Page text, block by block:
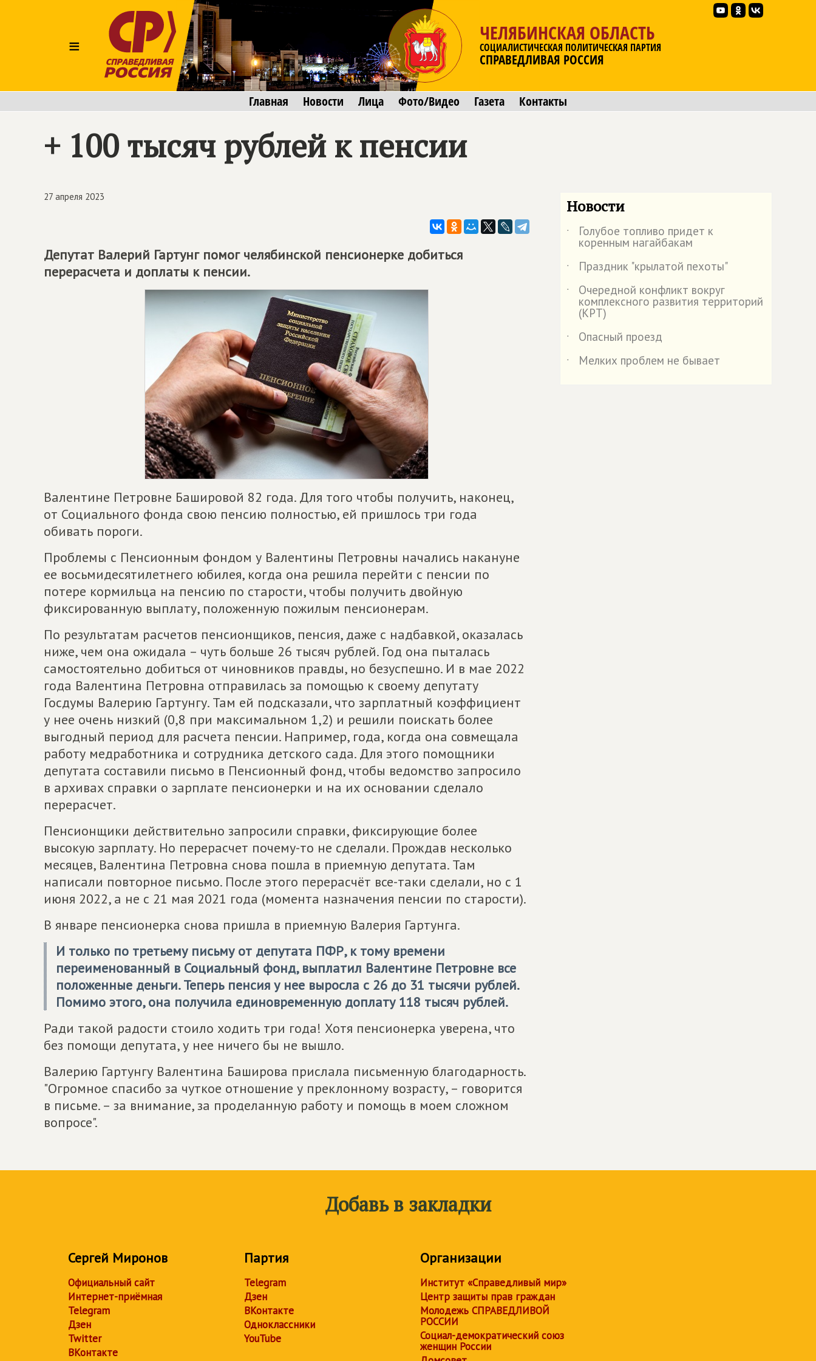
≡
ЧЕЛЯБИНСКАЯ ОБЛАСТЬ
СОЦИАЛИСТИЧЕСКАЯ ПОЛИТИЧЕСКАЯ ПАРТИЯ
СПРАВЕДЛИВАЯ РОССИЯ
Главная Новости Лица Фото/Видео Газета Контакты
+ 100 тысяч рублей к пенсии
27 апреля 2023
Депутат Валерий Гартунг помог челябинской пенсионерке добиться
перерасчета и доплаты к пенсии.
Валентине Петровне Башировой 82 года. Для того чтобы получить, наконец,
от Социального фонда свою пенсию полностью, ей пришлось три года
обивать пороги.
Проблемы с Пенсионным фондом у Валентины Петровны начались накануне
ее восьмидесятилетнего юбилея, когда она решила перейти с пенсии по
потере кормильца на пенсию по старости, чтобы получить двойную
фиксированную выплату, положенную пожилым пенсионерам.
По результатам расчетов пенсионщиков, пенсия, даже с надбавкой, оказалась
ниже, чем она ожидала – чуть больше 26 тысяч рублей. Год она пыталась
самостоятельно добиться от чиновников правды, но безуспешно. И в мае 2022
года Валентина Петровна отправилась за помощью к своему депутату
Госдумы Валерию Гартунгу. Там ей подсказали, что зарплатный коэффициент
у нее очень низкий (0,8 при максимальном 1,2) и решили поискать более
выгодный период для расчета пенсии. Например, года, когда она совмещала
работу медработника и сотрудника детского сада. Для этого помощники
депутата составили письмо в Пенсионный фонд, чтобы ведомство запросило
в архивах справки о зарплате пенсионерки и на их основании сделало
перерасчет.
Пенсионщики действительно запросили справки, фиксирующие более
высокую зарплату. Но перерасчет почему-то не сделали. Прождав несколько
месяцев, Валентина Петровна снова пошла в приемную депутата. Там
написали повторное письмо. После этого перерасчёт все-таки сделали, но с 1
июня 2022, а не с 21 мая 2021 года (момента назначения пенсии по старости).
В январе пенсионерка снова пришла в приемную Валерия Гартунга.
И только по третьему письму от депутата ПФР, к тому времени
переименованный в Социальный фонд, выплатил Валентине Петровне все
положенные деньги. Теперь пенсия у нее выросла с 26 до 31 тысячи рублей.
Помимо этого, она получила единовременную доплату 118 тысяч рублей.
Ради такой радости стоило ходить три года! Хотя пенсионерка уверена, что
без помощи депутата, у нее ничего бы не вышло.
Валерию Гартунгу Валентина Баширова прислала письменную благодарность.
"Огромное спасибо за чуткое отношение у преклонному возрасту, – говорится
в письме. – за внимание, за проделанную работу и помощь в моем сложном
вопросе".
Новости
˙ Голубое топливо придет к
коренным нагайбакам
˙
Праздник "крылатой пехоты"
˙
Очередной конфликт вокруг
комплексного развития территорий
(КРТ)
˙
Опасный проезд
˙
Мелких проблем не бывает
Добавь в закладки
Сергей Миронов
Официальный сайт
Интернет-приёмная
Telegram
Дзен
Twitter
ВКонтакте
Партия
Telegram
Дзен
ВКонтакте
Одноклассники
YouTube
Организации
Институт «Справедливый мир»
Центр защиты прав граждан
Молодежь СПРАВЕДЛИВОЙ
РОССИИ
Социал-демократический союз
женщин России